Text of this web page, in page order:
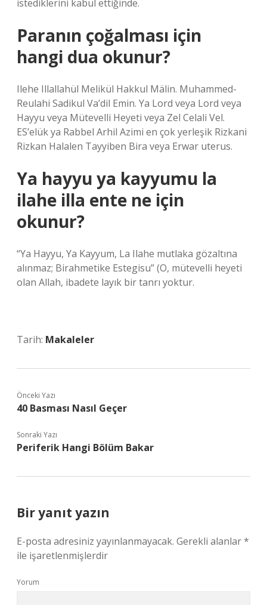
istediklerini kabul ettiğinde.
Paranın çoğalması için
hangi dua okunur?
Ilehe Illallahül Melikül Hakkul Mälin. Muhammed-
Reulahi Sadikul Va’dil Emin. Ya Lord veya Lord veya
Hayyu veya Mütevelli Heyeti veya Zel Celali Vel.
ES’elük ya Rabbel Arhil Azimi en çok yerleşik Rizkani
Rizkan Halalen Tayyiben Bira veya Erwar uterus.
Ya hayyu ya kayyumu la
ilahe illa ente ne için
okunur?
“Ya Hayyu, Ya Kayyum, La Ilahe mutlaka gözaltına
alınmaz; Birahmetike Estegisu” (O, mütevelli heyeti
olan Allah, ibadete layık bir tanrı yoktur.
Tarih: Makaleler
Önceki Yazı
40 Basması Nasıl Geçer
Sonraki Yazı
Periferik Hangi Bölüm Bakar
Bir yanıt yazın
E-posta adresiniz yayınlanmayacak. Gerekli alanlar*
ile işaretlenmişlerdir
Yorum